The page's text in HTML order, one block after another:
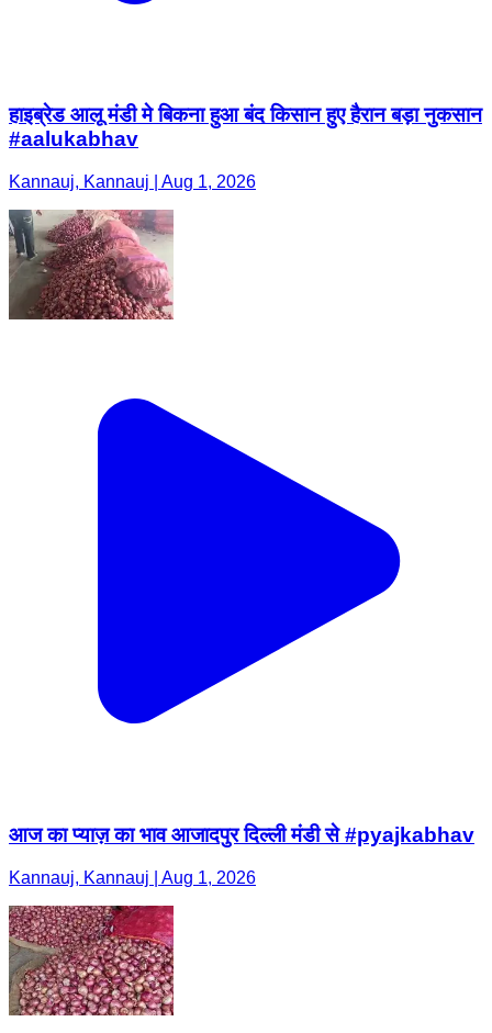
हाइब्रेड आलू मंडी मे बिकना हुआ बंद किसान हुए हैरान बड़ा नुकसान
#aalukabhav
Kannauj, Kannauj | Aug 1, 2026
आज का प्याज़ का भाव आजादपुर दिल्ली मंडी से #pyajkabhav
Kannauj, Kannauj | Aug 1, 2026